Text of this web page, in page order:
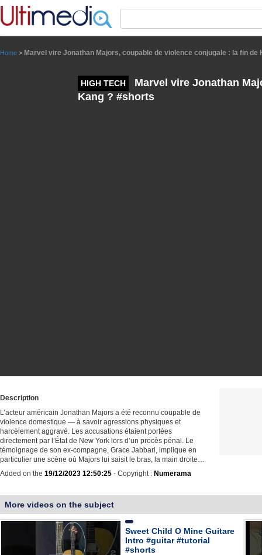
Home > Marvel vire Jonathan Majors, coupable de violence conjugale : la fin de
HIGH TECH
Marvel vire Jonathan
Kang ? #shorts
Description
L’acteur américain Jonathan Majors a été reconnu coupable de
violence domestique — à savoir agressions physiques et
harcèlement aggravé. Les accusations étaient portées
directement par l’État de New York lors d’un procès pénal. Le
témoignage de son ex-compagne, Grace Jabbari, implique en
particulier une scène où Majors lui saisit le bras, la main droite…
Added on the 19/12/2023 12:50:25 - Copyright : Numerama
More videos on the subject
Sweet Child O Mine Guitare
Intro #guitar #tutorial
#shorts
Panneau de gestion des cookies